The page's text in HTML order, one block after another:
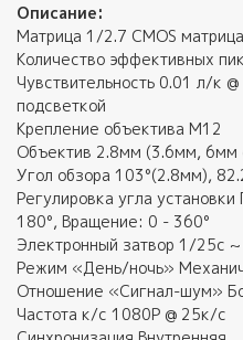
Описание:
Матрица 1/2.7 CMOS матрица
Количество эффективных
Чувствительность 0.01 л/к
подсветкой
Крепление объектива М12
Объектив 2.8мм (3.6мм, 6мм
Угол обзора 103°(2.8мм),
Регулировка угла
180°, Вращение: 0 - 360°
Электронный затвор 1/25с
Режим «День/ночь»
Отношение «Сигнал-шум»
Частота к/с 1080Р @ 25к/с